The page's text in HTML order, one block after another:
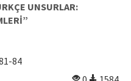
UNSURLAR:
84